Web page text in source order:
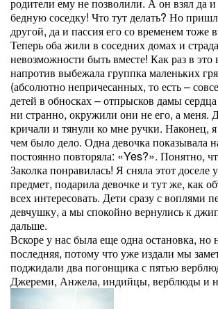
бедную соседку! Что тут делать? Но
другой, да и пассия его со временем тоже
Теперь оба жили в соседних домах и
невозможности быть вместе! Как раз в это
напротив выбежала группка маленьких
(абсолютно непричесанных, то есть –
детей в обносках – отпрысков дамы
ни странно, окружили они не его, а меня.
кричали и тянули ко мне ручки. Наконец, я
чем было дело. Одна девочка показывала
постоянно повторяла: «Yes?». Понятно,
Заколка понравилась! Я сняла этот
предмет, подарила девочке и тут же, как
всех интересовать. Дети сразу с воплями
девчушку, а мы спокойно вернулись к
дальше.
Вскоре у нас была еще одна остановка, но
последняя, потому что уже издали мы
поджидали два погонщика с пятью
Джереми, Анжела, индийцы, верблюды и